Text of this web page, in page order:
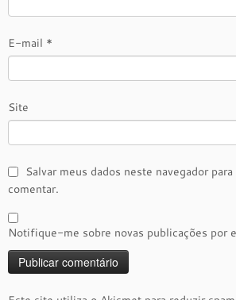
E-mail *
Site
Salvar meus dados neste navegador
comentar.
Notifique-me sobre novas publicações por